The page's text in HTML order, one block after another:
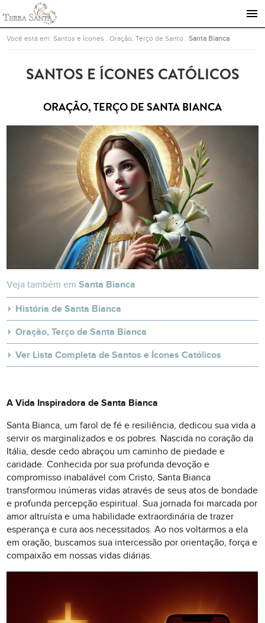
Ir para a página inicial
Você está em:Santos e Ícones .Oração, Terço de Santo .Santa Bianca
SANTOS E ÍCONES CATÓLICOS
ORAÇÃO, TERÇO DE SANTA BIANCA
Veja também emSanta Bianca
História de Santa Bianca
Oração, Terço de Santa Bianca
Ver Lista Completa de Santos e Ícones Católicos
A Vida Inspiradora de Santa Bianca
Santa Bianca, um farol de fé e resiliência, dedicou sua vida a
servir os marginalizados e os pobres. Nascida no coração da
Itália, desde cedo abraçou um caminho de piedade e
caridade. Conhecida por sua profunda devoção e
compromisso inabalável com Cristo, Santa Bianca
transformou inúmeras vidas através de seus atos de bondade
e profunda percepção espiritual. Sua jornada foi marcada por
amor altruísta e uma habilidade extraordinária de trazer
esperança e cura aos necessitados. Ao nos voltarmos a ela
em oração, buscamos sua intercessão por orientação, força e
compaixão em nossas vidas diárias.